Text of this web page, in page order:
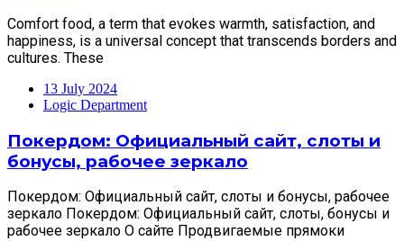
Comfort food, a term that evokes warmth, satisfaction, and
happiness, is a universal concept that transcends borders and
cultures. These
13 July 2024
Logic Department
Покердом: Официальный сайт, слоты и
бонусы, рабочее зеркало
Покердом: Официальный сайт, слоты и бонусы, рабочее
зеркало Покердом: Официальный сайт, слоты, бонусы и
рабочее зеркало О сайте Продвигаемые прямоки